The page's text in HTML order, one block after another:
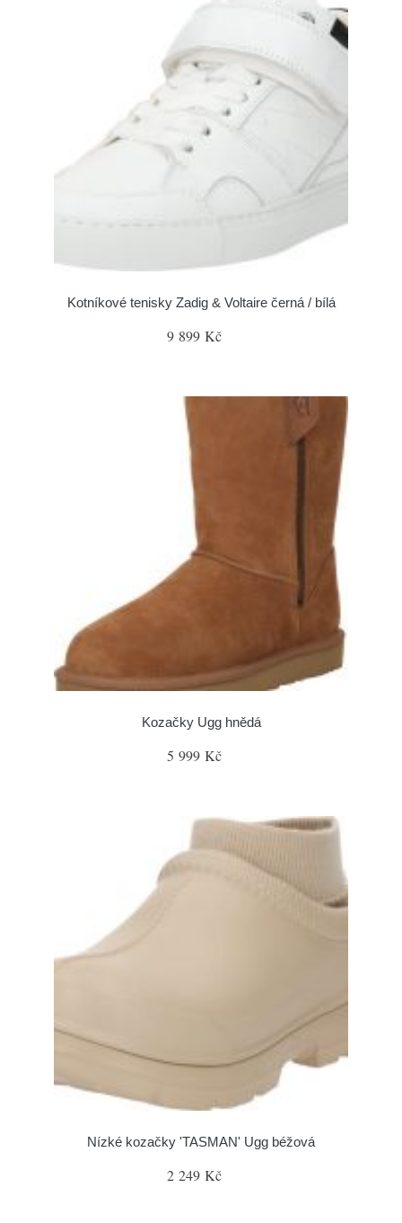
Kotníkové tenisky Zadig & Voltaire černá / bílá
9 899 Kč
Kozačky Ugg hnědá
5 999 Kč
Nízké kozačky 'TASMAN' Ugg béžová
2 249 Kč